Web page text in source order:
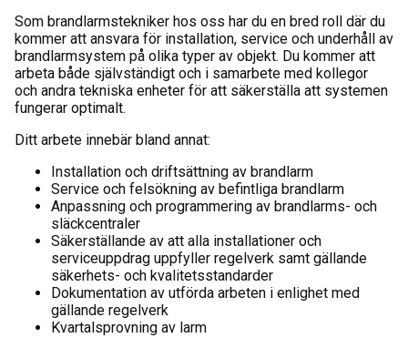
Som brandlarmstekniker hos oss har du en bred roll där du
kommer att ansvara för installation, service och underhåll av
brandlarmsystem på olika typer av objekt. Du kommer att
arbeta både självständigt och i samarbete med kollegor
och andra tekniska enheter för att säkerställa att systemen
fungerar optimalt.
Ditt arbete innebär bland annat:
Installation och driftsättning av brandlarm
Service och felsökning av befintliga brandlarm
Anpassning och programmering av brandlarms- och
släckcentraler
Säkerställande av att alla installationer och
serviceuppdrag uppfyller regelverk samt gällande
säkerhets- och kvalitetsstandarder
Dokumentation av utförda arbeten i enlighet med
gällande regelverk
Kvartalsprovning av larm